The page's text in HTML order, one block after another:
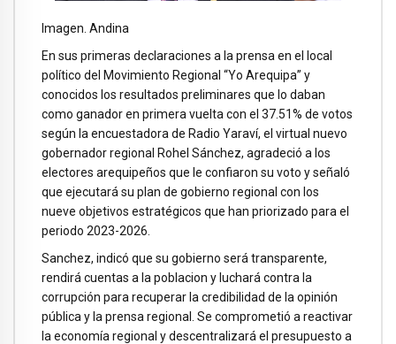
Imagen. Andina
En sus primeras declaraciones a la prensa en el local
político del Movimiento Regional “Yo Arequipa” y
conocidos los resultados preliminares que lo daban
como ganador en primera vuelta con el 37.51% de votos
según la encuestadora de Radio Yaraví, el virtual nuevo
gobernador regional Rohel Sánchez, agradeció a los
electores arequipeños que le confiaron su voto y señaló
que ejecutará su plan de gobierno regional con los
nueve objetivos estratégicos que han priorizado para el
periodo 2023-2026.
Sanchez, indicó que su gobierno será transparente,
rendirá cuentas a la poblacion y luchará contra la
corrupción para recuperar la credibilidad de la opinión
pública y la prensa regional. Se comprometió a reactivar
la economía regional y descentralizará el presupuesto a